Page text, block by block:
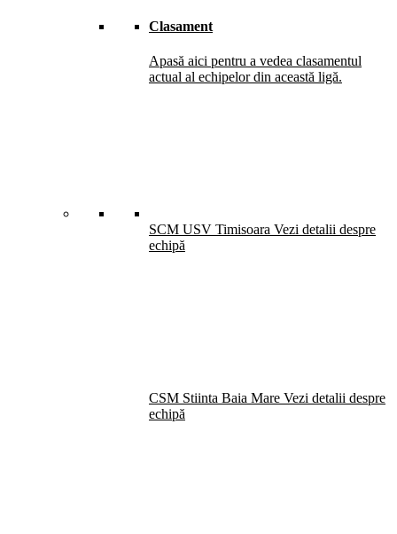
Clasament
Apasă aici pentru a vedea clasamentul
actual al echipelor din această ligă.
SCM USV Timisoara Vezi detalii despre
echipă
CSM Stiinta Baia Mare Vezi detalii despre
echipă